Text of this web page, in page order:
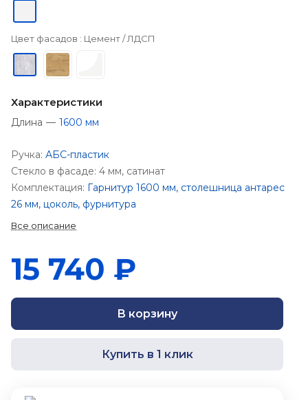
Цвет фасадов : Цемент / ЛДСП
Характеристики
Длина — 1600 мм
Ручка: АБС-пластик
Стекло в фасаде: 4 мм, сатинат
Комплектация: Гарнитур 1600 мм, столешница антарес
26 мм, цоколь, фурнитура
Все описание
15 740 ₽
В корзину
Купить в 1 клик